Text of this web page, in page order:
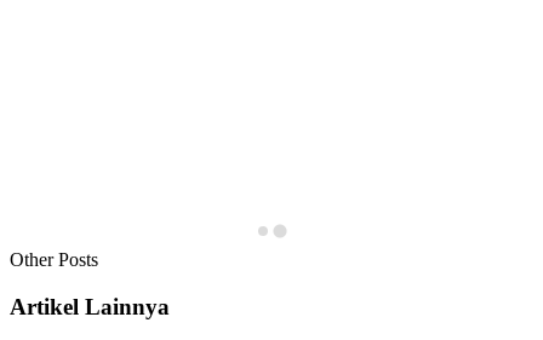
Other Posts
Artikel Lainnya